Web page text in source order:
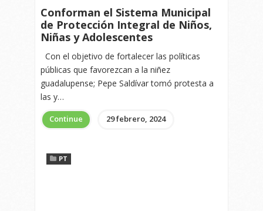
Conforman el Sistema Municipal
de Protección Integral de Niños,
Niñas y Adolescentes
Con el objetivo de fortalecer las políticas
públicas que favorezcan a la niñez
guadalupense; Pepe Saldívar tomó protesta a
las y…
Continue 29 febrero, 2024
PT